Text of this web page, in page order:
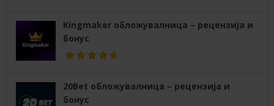
Kingmaker обложувалница – рецензија и
бонус
20Bet обложувалница – рецензија и
бонус